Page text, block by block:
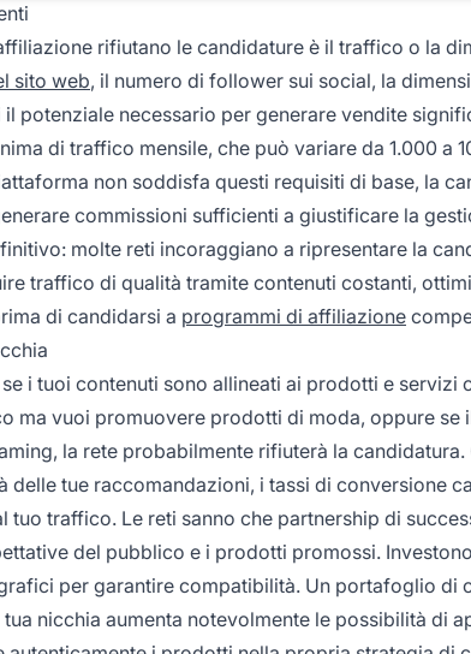
rifiutano le candidature è il traffico o la
sito web, il numero di follower sui social, la
potenziale necessario per generare vendite
di traffico mensile, che può variare da 1.000 a
non soddisfa questi requisiti di base, la
commissioni sufficienti a giustificare la
molte reti incoraggiano a ripresentare la
traffico di qualità tramite contenuti costanti,
di candidarsi a programmi di affiliazione
i tuoi contenuti sono allineati ai prodotti e servizi
ma vuoi promuovere prodotti di moda, oppure se
la rete probabilmente rifiuterà la candidatura.
tue raccomandazioni, i tassi di conversione
traffico. Le reti sanno che partnership di
del pubblico e i prodotti promossi.
per garantire compatibilità. Un portafoglio di
nicchia aumenta notevolmente le possibilità di